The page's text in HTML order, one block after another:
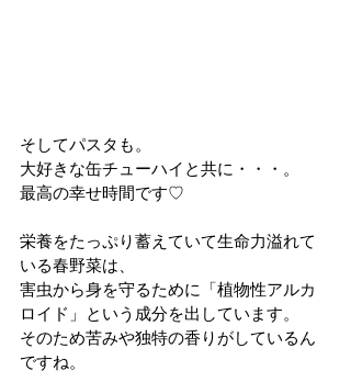
そしてパスタも。
大好きな缶チューハイと共に・・・。
最高の幸せ時間です♡
栄養をたっぷり蓄えていて生命力溢れて
いる春野菜は、
害虫から身を守るために「植物性アルカ
ロイド」という成分を出しています。
そのため苦みや独特の香りがしているん
ですね。